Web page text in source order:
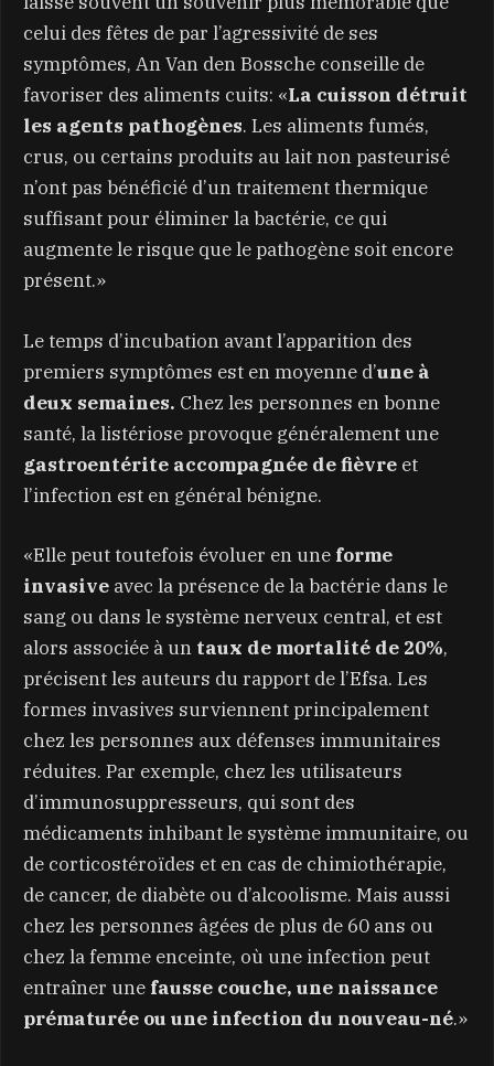
celui des fêtes de par l’agressivité de ses
symptômes, An Van den Bossche conseille de
favoriser des aliments cuits: «La cuisson détruit
les agents pathogènes. Les aliments fumés,
crus, ou certains produits au lait non pasteurisé
n’ont pas bénéficié d’un traitement thermique
suffisant pour éliminer la bactérie, ce qui
augmente le risque que le pathogène soit encore
présent.»
Le temps d’incubation avant l’apparition des
premiers symptômes est en moyenne d’une à
deux semaines. Chez les personnes en bonne
santé, la listériose provoque généralement une
gastroentérite accompagnée de fièvre et
l’infection est en général bénigne.
«Elle peut toutefois évoluer en une forme
invasive avec la présence de la bactérie dans le
sang ou dans le système nerveux central, et est
alors associée à un taux de mortalité de 20%,
précisent les auteurs du rapport de l’Efsa. Les
formes invasives surviennent principalement
chez les personnes aux défenses immunitaires
réduites. Par exemple, chez les utilisateurs
d’immunosuppresseurs, qui sont des
médicaments inhibant le système immunitaire, ou
de corticostéroïdes et en cas de chimiothérapie,
de cancer, de diabète ou d’alcoolisme. Mais aussi
chez les personnes âgées de plus de 60 ans ou
chez la femme enceinte, où une infection peut
entraîner une fausse couche, une naissance
prématurée ou une infection du nouveau-né.»